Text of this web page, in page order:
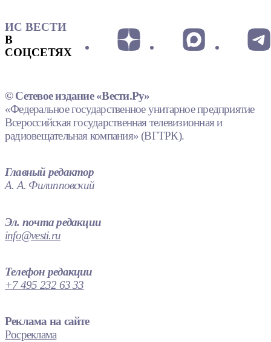
ИС ВЕСТИ
В
СОЦСЕТЯХ
© Сетевое издание «Вести.Ру»
«Федеральное государственное унитарное предприятие
Всероссийская государственная телевизионная и
радиовещательная компания» (ВГТРК).
Главный редактор
А. А. Филипповский
Эл. почта редакции
info@vesti.ru
Телефон редакции
+7 495 232 63 33
Реклама на сайте
Росреклама